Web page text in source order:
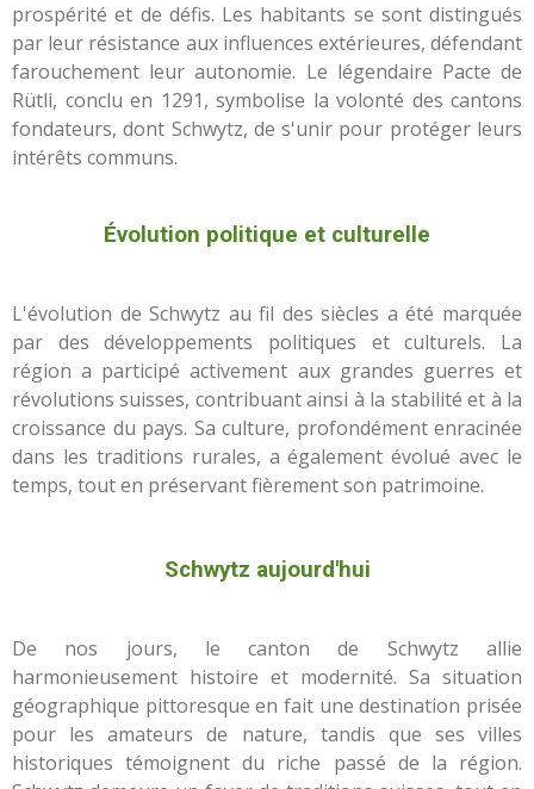
prospérité et de défis. Les habitants se sont distingués
par leur résistance aux influences extérieures, défendant
farouchement leur autonomie. Le légendaire Pacte de
Rütli, conclu en 1291, symbolise la volonté des cantons
fondateurs, dont Schwytz, de s'unir pour protéger leurs
intérêts communs.
Évolution politique et culturelle
L'évolution de Schwytz au fil des siècles a été marquée
par des développements politiques et culturels. La
région a participé activement aux grandes guerres et
révolutions suisses, contribuant ainsi à la stabilité et à la
croissance du pays. Sa culture, profondément enracinée
dans les traditions rurales, a également évolué avec le
temps, tout en préservant fièrement son patrimoine.
Schwytz aujourd'hui
De nos jours, le canton de Schwytz allie
harmonieusement histoire et modernité. Sa situation
géographique pittoresque en fait une destination prisée
pour les amateurs de nature, tandis que ses villes
historiques témoignent du riche passé de la région.